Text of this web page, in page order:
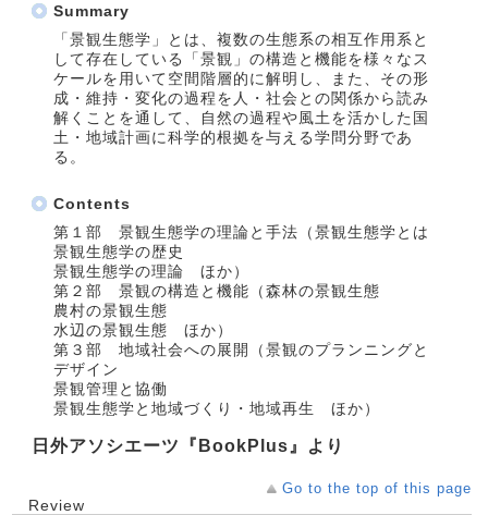
Summary
「景観生態学」とは、複数の生態系の相互作用系と
して存在している「景観」の構造と機能を様々なス
ケールを用いて空間階層的に解明し、また、その形
成・維持・変化の過程を人・社会との関係から読み
解くことを通して、自然の過程や風土を活かした国
土・地域計画に科学的根拠を与える学問分野であ
る。
Contents
第１部 景観生態学の理論と手法（景観生態学とは
景観生態学の歴史
景観生態学の理論 ほか）
第２部 景観の構造と機能（森林の景観生態
農村の景観生態
水辺の景観生態 ほか）
第３部 地域社会への展開（景観のプランニングと
デザイン
景観管理と協働
景観生態学と地域づくり・地域再生 ほか）
日外アソシエーツ『BookPlus』より
Go to the top of this page
Review